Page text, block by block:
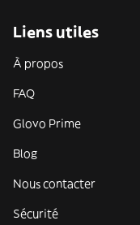
Liens utiles
À propos
FAQ
Glovo Prime
Blog
Nous contacter
Sécurité